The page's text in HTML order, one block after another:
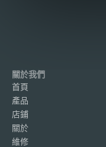
關於我們
首頁
產品
店鋪
關於
維修